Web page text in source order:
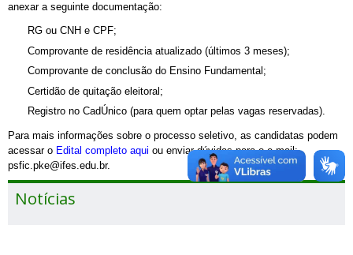
anexar a seguinte documentação:
RG ou CNH e CPF;
Comprovante de residência atualizado (últimos 3 meses);
Comprovante de conclusão do Ensino Fundamental;
Certidão de quitação eleitoral;
Registro no CadÚnico (para quem optar pelas vagas reservadas).
Para mais informações sobre o processo seletivo, as candidatas podem
acessar o Edital completo aqui ou enviar dúvidas para o e-mail:
psfic.pke@ifes.edu.br.
Notícias